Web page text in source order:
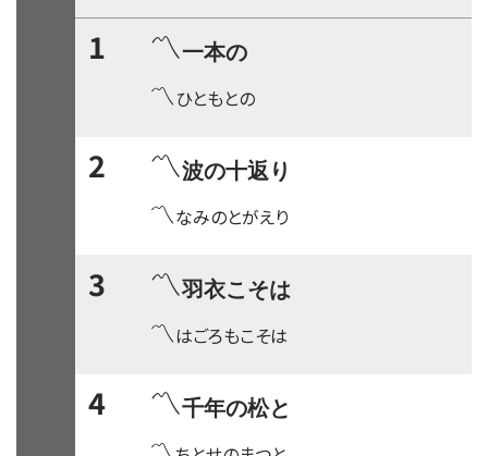
1 〽一本の
〽ひともとの
2 〽波の十返り
〽なみのとがえり
3 〽羽衣こそは
〽はごろもこそは
4 〽千年の松と